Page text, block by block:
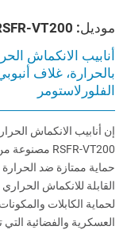
موديل: RSFR-VT200
أنابيب الانكماش
بالحرارة، غلاف
الفلورلاستومر
إن أنابيب الانكماش
حماية ممتازة ضد الحرارة
القابلة للانكماش
لحماية الكابلات
العسكرية والفضائية